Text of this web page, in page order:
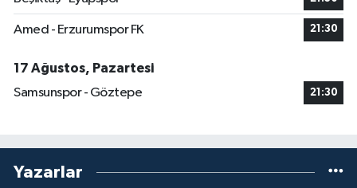
Amed - Erzurumspor FK 21:30
17 Ağustos, Pazartesi
Samsunspor - Göztepe
21:30
Yazarlar